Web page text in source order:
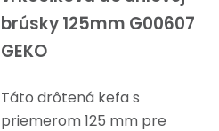
brúsky 125mm G00607
GEKO
Táto drôtená kefa s
priemerom 125 mm pre